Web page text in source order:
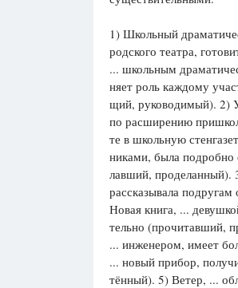
1752 ответа
Олимпиады
ответа
ответ
ГИА
ответов
1) Школьный
родского театра,
... школьным
няет роль каждому
щий, руководимый). 2)
по расширению
те в школьную
никами, была подробно
лавший, проделанный).
рассказывала
Новая книга, ...
тельно (прочитавший,
... инженером, имеет
... новый прибор,
тённый). 5) Ветер, ...